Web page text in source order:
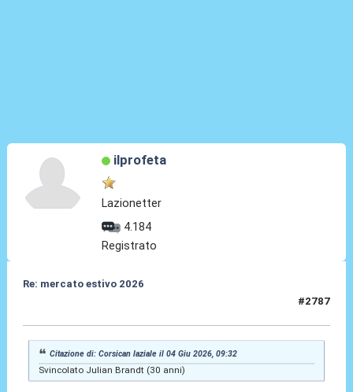
ilprofeta
Lazionetter
4.184
Registrato
Re: mercato estivo 2026
#2787
Citazione di: Corsican laziale il 04 Giu 2026, 09:32
Svincolato Julian Brandt (30 anni)